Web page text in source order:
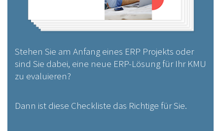
Stehen Sie am Anfang eines ERP Projekts oder
sind Sie dabei, eine neue ERP-Lösung für Ihr KMU
zu evaluieren?
Dann ist diese Checkliste das Richtige für Sie.